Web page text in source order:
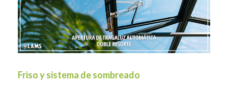
Friso y sistema de sombreado